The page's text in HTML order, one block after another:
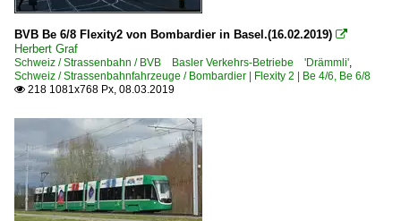
BVB Be 6/8 Flexity2 von Bombardier in Basel.(16.02.2019) 
Herbert Graf
Schweiz / Strassenbahn / BVB Basler Verkehrs-Betriebe 'Drämmli',
Schweiz / Strassenbahnfahrzeuge / Bombardier | Flexity 2 | Be 4/6, Be 6/8
 218 1081x768 Px, 08.03.2019